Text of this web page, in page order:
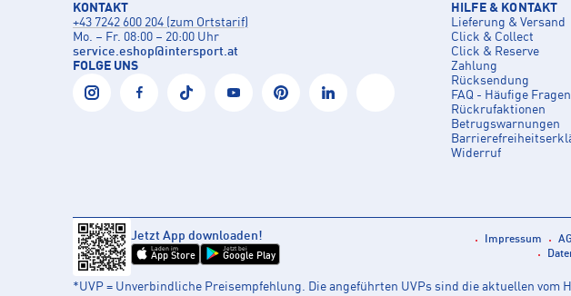
KONTAKT
+43 7242 600 204 (zum Ortstarif)
Mo. – Fr. 08:00 – 20:00 Uhr
service.eshop@intersport.at
FOLGE UNS
HILFE & KONTAKT
Lieferung & Versand
Click & Collect
Click & Reserve
Zahlung
Rücksendung
FAQ - Häufige Fragen
Rückrufaktionen
Betrugswarnungen
Widerruf
Jetzt App downloaden!
Laden im
App Store
Jetzt bei
Google Play
Impressum
*UVP = Unverbindliche Preisempfehlung. Die angeführten UVPs sind die aktuellen